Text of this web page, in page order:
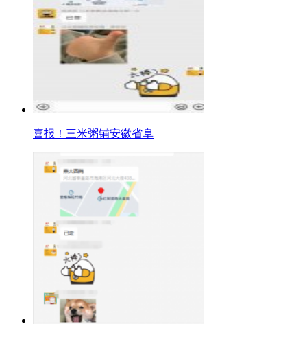
喜报！三米粥铺安徽省阜